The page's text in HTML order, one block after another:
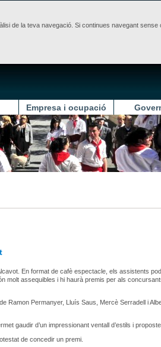
de la teva navegació. Si continues navegant
Empresa i ocupació
En format de cafè espectacle, els assistents
molt assequibles i hi haurà premis per als
Ramon Permanyer, Lluís Saus, Mercè Serradell i
gaudir d’un impressionant ventall d’estils i
de concedir un premi.